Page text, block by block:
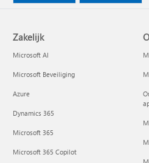
Zakelijk
Microsoft AI
Microsoft Beveiliging
Azure
Dynamics 365
Microsoft 365
Microsoft 365 Copilot